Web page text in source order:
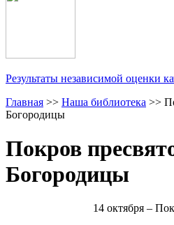
Результаты независимой оценки
Главная >> Наша библиотека >>
Богородицы
Покров
Богородицы
14 октября –